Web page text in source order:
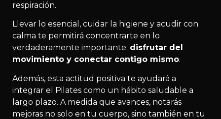
respiración.
Llevar lo esencial, cuidar la higiene y acudir con
calma te permitirá concentrarte en lo
verdaderamente importante: disfrutar del
movimiento y conectar contigo mismo.
Además, esta actitud positiva te ayudará a
integrar el Pilates como un hábito saludable a
largo plazo. A medida que avances, notarás
mejoras no solo en tu cuerpo, sino también en tu